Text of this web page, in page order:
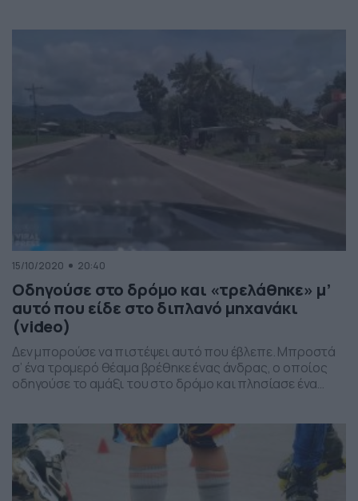
Δείτε πώς καταγράφηκε το τροχαίο από κάμερες των
προπορευόμενων οχημάτων.
15/10/2020 20:40
Οδηγούσε στο δρόμο και «τρελάθηκε» μ’
αυτό που είδε στο διπλανό μηχανάκι
(video)
Δεν μπορούσε να πιστέψει αυτό που έβλεπε. Μπροστά
σ’ ένα τρομερό θέαμα βρέθηκε ένας άνδρας, ο οποίος
οδηγούσε το αμάξι του στο δρόμο και πλησίασε ένα
αποφάσισε να το αποθανατίσει με το κινητό του
τηλέφωνο. Όπως μπορείτε […]